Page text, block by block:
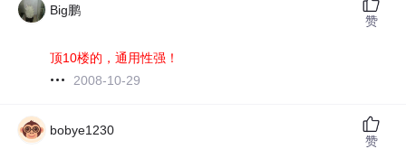
Big鹏
顶10楼的，通用性强！
2008-10-29
赞
bobye1230
赞